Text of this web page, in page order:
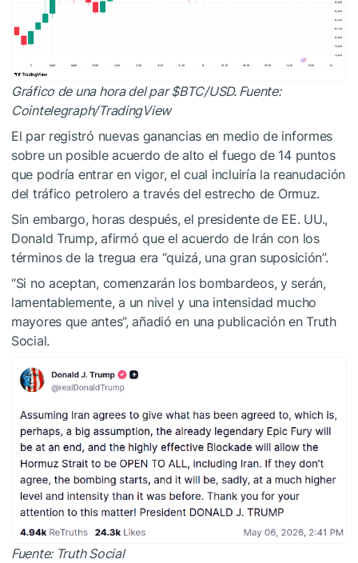
Gráfico de una hora del par$BTC/USD. Fuente:
Cointelegraph/TradingView
El par registró nuevas ganancias en medio de informes
sobre un posible acuerdo de alto el fuego de 14 puntos
que podría entrar en vigor, el cual incluiría la reanudación
del tráfico petrolero a través del estrecho de Ormuz.
Sin embargo, horas después, el presidente de EE. UU.,
Donald Trump, afirmó que el acuerdo de Irán con los
términos de la tregua era “quizá, una gran suposición”.
“Si no aceptan, comenzarán los bombardeos, y serán,
lamentablemente, a un nivel y una intensidad mucho
mayores que antes”, añadió en una publicación en Truth
Social.
Fuente: Truth Social